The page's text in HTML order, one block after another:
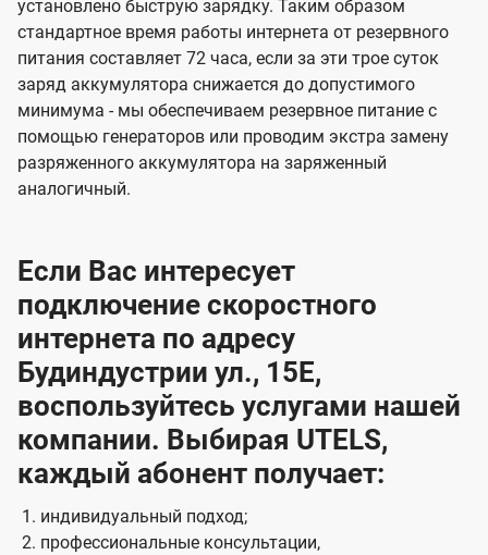
установлено быструю зарядку. Таким образом
стандартное время работы интернета от резервного
питания составляет 72 часа, если за эти трое суток
заряд аккумулятора снижается до допустимого
минимума - мы обеспечиваем резервное питание с
помощью генераторов или проводим экстра замену
разряженного аккумулятора на заряженный
аналогичный.
Если Вас интересует
подключение скоростного
интернета по адресу
Будиндустрии ул., 15Е,
воспользуйтесь услугами нашей
компании. Выбирая UTELS,
каждый абонент получает:
индивидуальный подход;
профессиональные консультации,